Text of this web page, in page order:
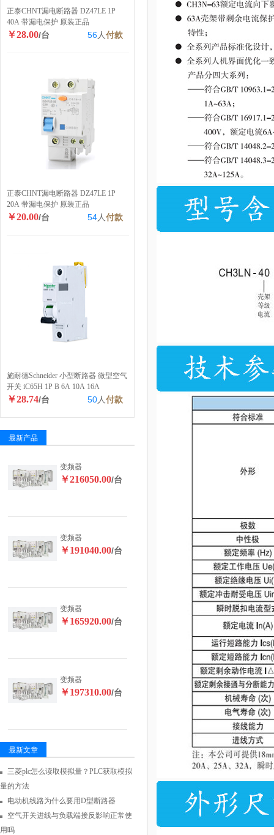
正泰CHNT漏电断路器 DZ47LE 1P
40A 带漏电保护 原装正品
￥28.00/台 56人付款
正泰CHNT漏电断路器 DZ47LE 1P
20A 带漏电保护 原装正品
￥20.00/台 54人付款
施耐德Schneider 小型断路器 微型空气
开关 iC65H 1P B 6A 10A 16A
￥28.74/台 50人付款
最新产品
变频器
￥216050.00/台
变频器
￥191040.00/台
变频器
￥165920.00/台
变频器
￥197310.00/台
最新文章
三菱plc怎么读取模拟量？PLC获取模拟
量的方法
电动机线路为什么要用D型断路器
空气开关进线与负载端接反影响正常使
用吗